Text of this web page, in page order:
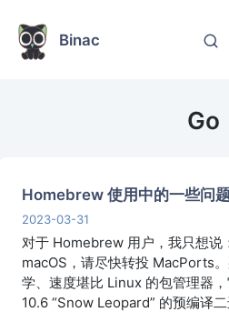
Binac
Go
Homebrew 使用中的一些问
2023-03-31
对于 Homebrew 用户，我只想说
macOS，请尽快转投 MacPorts
学、速度堪比 Linux 的包管理器
10.6 “Snow Leopard” 的预编译